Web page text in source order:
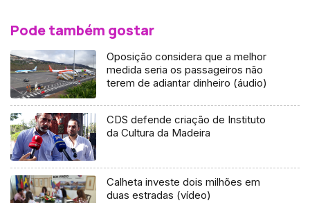
Pode também gostar
Oposição considera que a melhor
medida seria os passageiros não
terem de adiantar dinheiro (áudio)
CDS defende criação de Instituto
da Cultura da Madeira
Calheta investe dois milhões em
duas estradas (vídeo)